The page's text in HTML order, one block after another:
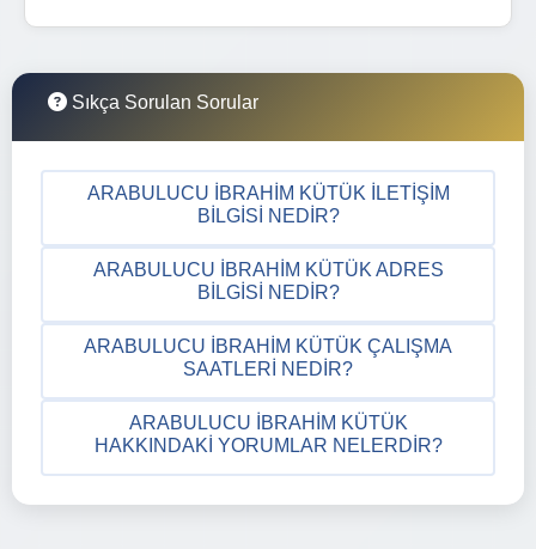
Sıkça Sorulan Sorular
ARABULUCU İBRAHIM KÜTÜK İLETIŞIM
BILGISI NEDIR?
ARABULUCU İBRAHIM KÜTÜK ADRES
BILGISI NEDIR?
ARABULUCU İBRAHIM KÜTÜK ÇALIŞMA
SAATLERI NEDIR?
ARABULUCU İBRAHIM KÜTÜK
HAKKINDAKI YORUMLAR NELERDIR?